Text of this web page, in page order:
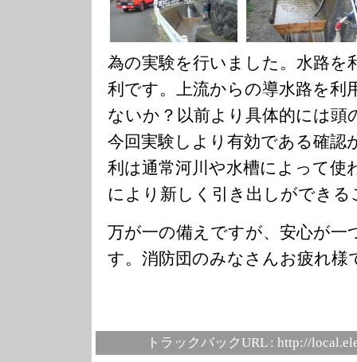
為の実験を行いました。水路を
利です。上流からの導水路を利
ないか？以前より具体的には頭
今回実験しより有効である確認
利は通常河川や水槽によって使
により新しく引き出しができ
万が一の備えですが、安心が一
す。消防団のみなさんお疲れ様
トラックバックURL : http://